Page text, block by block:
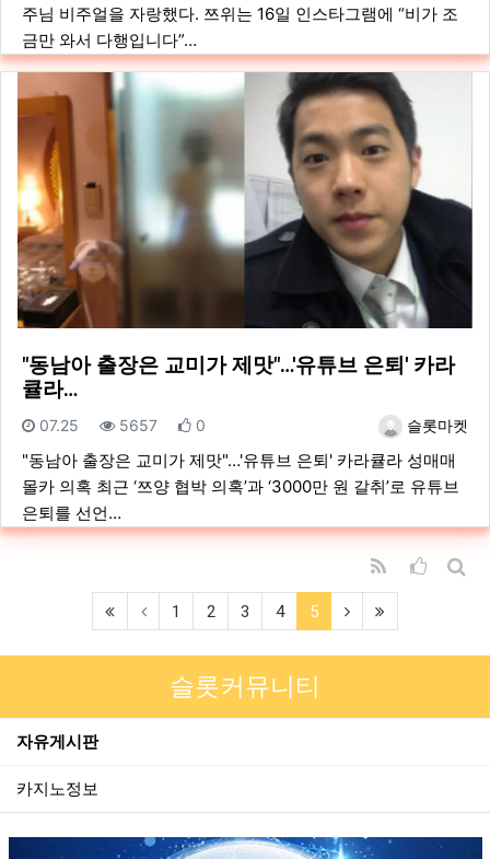
주님 비주얼을 자랑했다. 쯔위는 16일 인스타그램에 “비가 조
금만 와서 다행입니다”…
"동남아 출장은 교미가 제맛"…'유튜브 은퇴' 카라
큘라…
등록자슬롯마켓
등록일
07.25 조회
5657 추천
0
"동남아 출장은 교미가 제맛"…'유튜브 은퇴' 카라큘라 성매매
몰카 의혹 최근 ‘쯔양 협박 의혹’과 ‘3000만 원 갈취’로 유튜브
은퇴를 선언…
RSS
추천순
(first) 1 2 3 4 5(current)
(next)
슬롯커뮤니티
자유게시판
카지노정보